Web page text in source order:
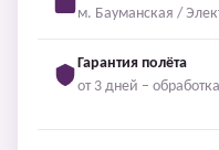
м. Бауманская /
Гарантия полёта
от 3 дней –